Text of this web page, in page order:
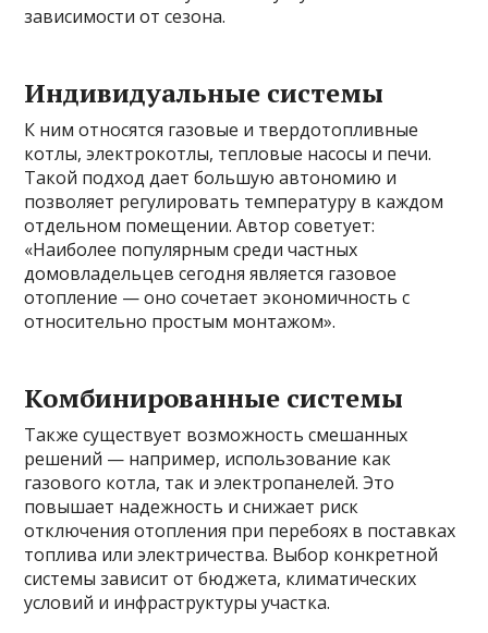
зависимости от сезона.
Индивидуальные системы
К ним относятся газовые и твердотопливные
котлы, электрокотлы, тепловые насосы и печи.
Такой подход дает большую автономию и
позволяет регулировать температуру в каждом
отдельном помещении. Автор советует:
«Наиболее популярным среди частных
домовладельцев сегодня является газовое
отопление — оно сочетает экономичность с
относительно простым монтажом».
Комбинированные системы
Также существует возможность смешанных
решений — например, использование как
газового котла, так и электропанелей. Это
повышает надежность и снижает риск
отключения отопления при перебоях в поставках
топлива или электричества. Выбор конкретной
системы зависит от бюджета, климатических
условий и инфраструктуры участка.